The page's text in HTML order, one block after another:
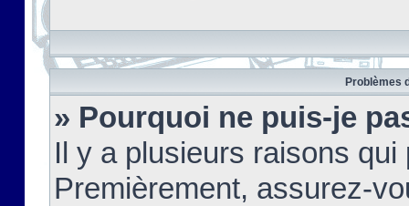
Problèmes
» Pourquoi ne puis-je
Il y a plusieurs raisons
Premièrement, assurez-